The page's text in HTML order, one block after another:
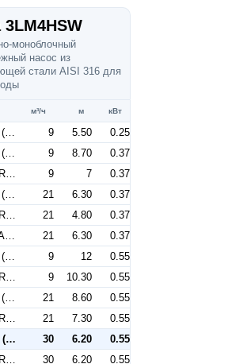
3LM4HSW
моноблочный
насос из
стали AISI 316 для
м³/ч м кВт
3LM4HSW 32-125/0,25 (Артикул 1273019104) 9 5.50
0.25
3LM4HSW 32-160/0,37 (Артикул 1273029104)
9 8.70
0.37
3LM4HSW 32-160/0,37R (Артикул 1274029104)
9 7
0.37
3LM4HSW 40-125/0,37 (Артикул 1283029104)
21 6.30
0.37
3LM4HSW 40-125/0,37R (Артикул 1284029104)
21 4.80
0.37
3LM4HW 40-125/0,37 (Артикул 1283029204)
21 6.30
0.37
3LM4HSW 32-200/0,55 (Артикул 1273039104)
9 12
0.55
3LM4HSW 32-200/0,55R (Артикул 1274039104)
9 10.30
0.55
3LM4HSW 40-160/0,55 (Артикул 1283039104)
21 8.60
0.55
3LM4HSW 40-160/0,55R (Артикул 1284039104)
21 7.30
0.55
3LM4HSW 50-125/0,55 (Артикул 1293039104)
30 6.20
0.55
3LM4HSW 50-125/0,55R (Артикул 1294039104)
30 6.20
0.55